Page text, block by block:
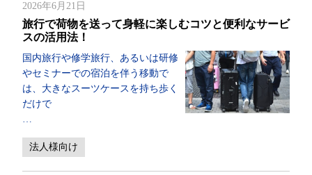
2026年6月21日
旅行で荷物を送って身軽に楽しむコツと便利なサービ
スの活用法！
国内旅行や修学旅行、あるいは研修
やセミナーでの宿泊を伴う移動で
は、大きなスーツケースを持ち歩く
だけで
…
法人様向け